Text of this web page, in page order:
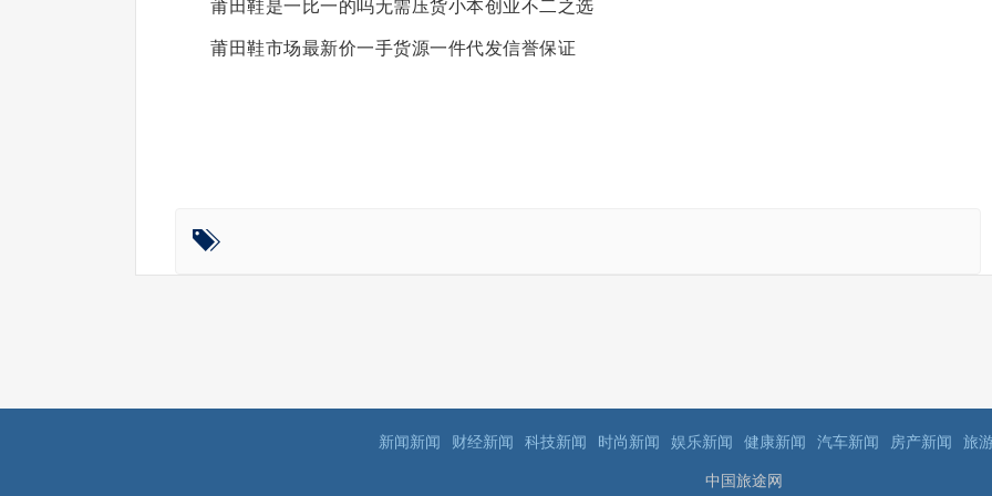
莆田鞋是一比一的吗无需压货小本创业不二之选
莆田鞋市场最新价一手货源一件代发信誉保证
新闻新闻 财经新闻 科技新闻 时尚新闻 娱乐新闻 健康新闻 汽车新闻 房产新闻 旅
中国旅途网